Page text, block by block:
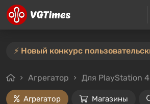
Агрегатор Для PlayStation 4
Агрегатор Магазины